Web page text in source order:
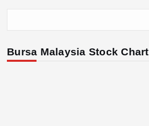
Bursa Malaysia Stock Chart